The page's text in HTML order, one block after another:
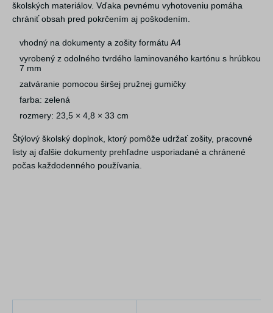
školských materiálov. Vďaka pevnému vyhotoveniu pomáha
chrániť obsah pred pokrčením aj poškodením.
vhodný na dokumenty a zošity formátu A4
vyrobený z odolného tvrdého laminovaného kartónu s hrúbkou
7 mm
zatváranie pomocou širšej pružnej gumičky
farba: zelená
rozmery: 23,5 × 4,8 × 33 cm
Štýlový školský doplnok, ktorý pomôže udržať zošity, pracovné
listy aj ďalšie dokumenty prehľadne usporiadané a chránené
počas každodenného používania.